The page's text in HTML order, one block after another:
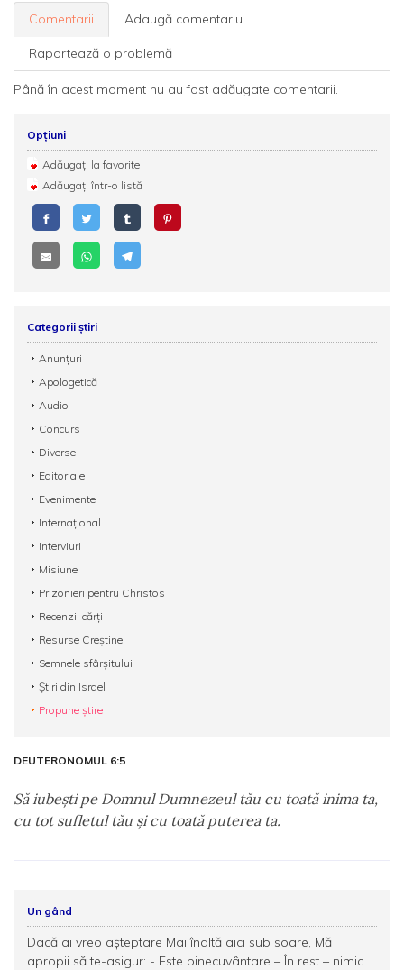
Comentarii Adaugă comentariu
Raportează o problemă
Până în acest moment nu au fost adăugate comentarii.
Opțiuni
Adăugați la favorite
Adăugați într-o listă
Categorii știri
Anunțuri
Apologetică
Audio
Concurs
Diverse
Editoriale
Evenimente
Internațional
Interviuri
Misiune
Prizonieri pentru Christos
Recenzii cărți
Resurse Creștine
Semnele sfârșitului
Știri din Israel
Propune știre
DEUTERONOMUL 6:5
Să iubeşti pe Domnul Dumnezeul tău cu toată inima ta,
cu tot sufletul tău şi cu toată puterea ta.
Un gând
Dacă ai vreo așteptare Mai înaltă aici sub soare, Mă
apropii să te-asigur: - Este binecuvântare – În rest – nimic